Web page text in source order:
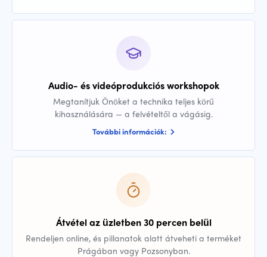
Audio- és videóprodukciós workshopok
Megtanítjuk Önöket a technika teljes körű
kihasználására — a felvételtől a vágásig.
További információk:
Átvétel az üzletben 30 percen belül
Rendeljen online, és pillanatok alatt átveheti a terméket
Prágában vagy Pozsonyban.